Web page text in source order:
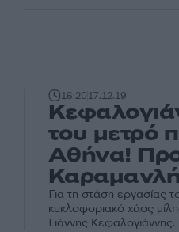
16:2017.12.19
του μετρό
Αθήνα!
Για τη στάση εργασίας
κυκλοφοριακό χάος
Γιάννης Κεφαλογιάννης.